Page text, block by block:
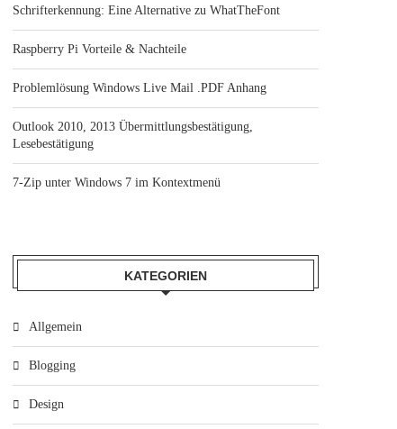
Schrifterkennung: Eine Alternative zu WhatTheFont
Raspberry Pi Vorteile & Nachteile
Problemlösung Windows Live Mail .PDF Anhang
Outlook 2010, 2013 Übermittlungsbestätigung,
Lesebestätigung
7-Zip unter Windows 7 im Kontextmenü
KATEGORIEN
Allgemein
Blogging
Design